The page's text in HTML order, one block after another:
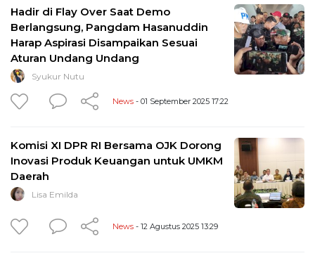
Hadir di Flay Over Saat Demo
Berlangsung, Pangdam Hasanuddin
Harap Aspirasi Disampaikan Sesuai
Aturan Undang Undang
Syukur Nutu
News - 01 September 2025 17:22
Komisi XI DPR RI Bersama OJK Dorong
Inovasi Produk Keuangan untuk UMKM
Daerah
Lisa Emilda
News - 12 Agustus 2025 13:29